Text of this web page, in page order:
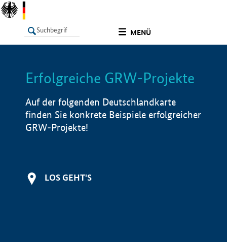
MENÜ
LISTE Info
Erfolgreiche GRW-Projekte
Auf der folgenden Deutschlandkarte
finden Sie konkrete Beispiele erfolgreicher
GRW-Projekte!
LOS GEHT'S